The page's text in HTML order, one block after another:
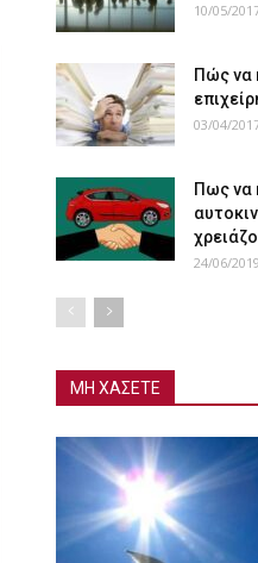
10/05/
Πώς να
03/04/
Πως να
24/06/2019
ΜΗ ΧΑΣΕΤΕ